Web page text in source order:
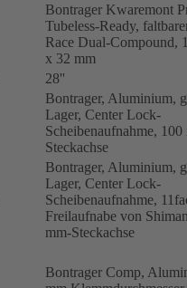
Bontrager Kwaremont
Tubeless-Ready,
Race Dual-Compound,
x 32 mm
28''
Bontrager, Aluminium,
Lager, Center Lock-
Scheibenaufnahme,
Steckachse
Bontrager, Aluminium,
Lager, Center Lock-
Scheibenaufnahme,
Freilaufnabe von
mm-Steckachse
Bontrager Comp,